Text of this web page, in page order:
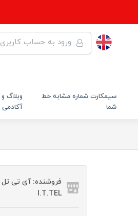
ورود به حساب کاربری
سیمکارت شماره مشابه خط
شما
وبلاگ و
آکادمی
فروشنده: آی تی تل
I.T.TEL